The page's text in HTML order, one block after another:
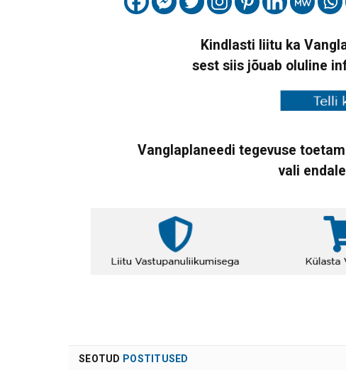
Kindlasti liitu ka
sest siis jõuab oluline
Vanglaplaneedi tegevuse
vali
SEOTUD POSTITUSED